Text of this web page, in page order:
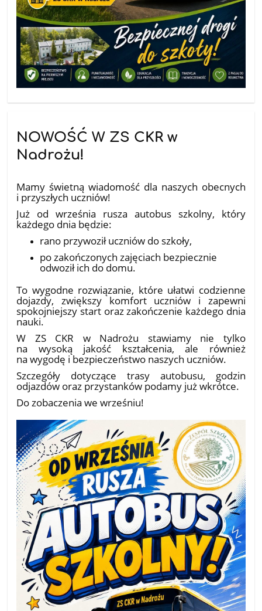
NOWOŚĆ W ZS CKR w
Nadrożu!
Mamy świetną wiadomość dla naszych obecnych
i przyszłych uczniów!
Już od września rusza autobus szkolny, który
każdego dnia będzie:
rano przywoził uczniów do szkoły,
po zakończonych zajęciach bezpiecznie
odwoził ich do domu.
To wygodne rozwiązanie, które ułatwi codzienne
dojazdy, zwiększy komfort uczniów i zapewni
spokojniejszy start oraz zakończenie każdego dnia
nauki.
W ZS CKR w Nadrożu stawiamy nie tylko
na wysoką jakość kształcenia, ale również
na wygodę i bezpieczeństwo naszych uczniów.
Szczegóły dotyczące trasy autobusu, godzin
odjazdów oraz przystanków podamy już wkrótce.
Do zobaczenia we wrześniu!